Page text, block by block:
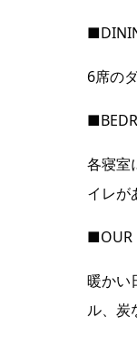
6席の
各寝室
イレが
■OUR
暖かい
ル、炭